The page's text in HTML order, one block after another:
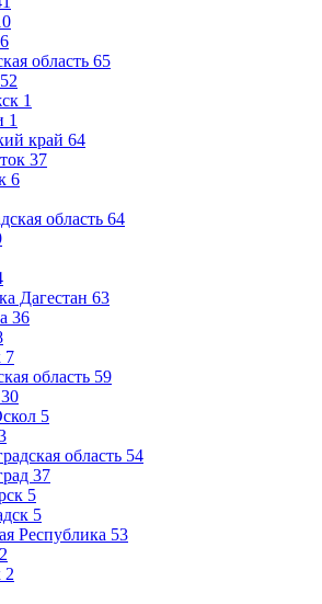
6
область 65
52
1
1
край 64
37
6
область 64
Дагестан 63
36
7
область 59
30
5
область 54
37
5
5
Республика 53
2